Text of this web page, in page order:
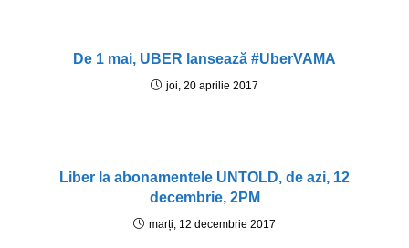
De 1 mai, UBER lansează #UberVAMA
joi, 20 aprilie 2017
Liber la abonamentele UNTOLD, de azi, 12
decembrie, 2PM
marți, 12 decembrie 2017